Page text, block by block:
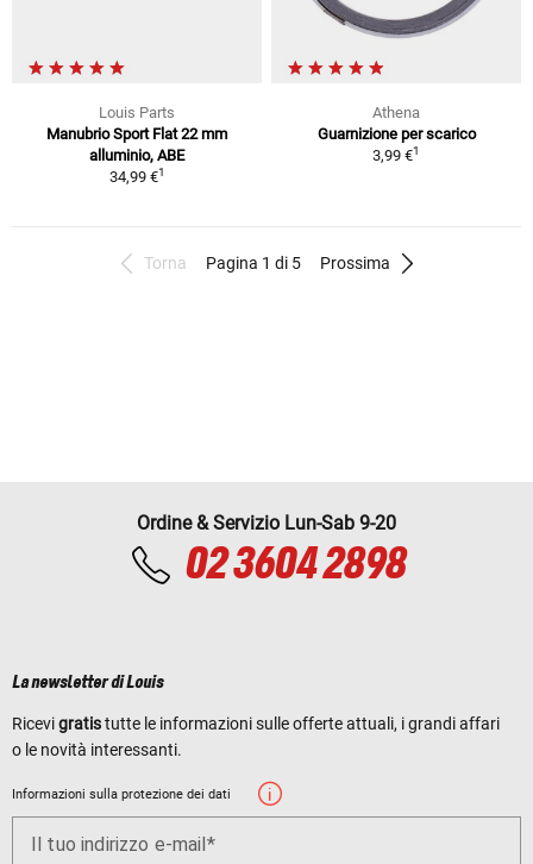
Louis Parts
Manubrio Sport Flat 22 mm
alluminio, ABE
34,99 €1
Athena
Guarnizione per scarico
3,99 €1
Torna Pagina 1 di 5 Prossima
Ordine & Servizio Lun-Sab 9-20
02 3604 2898
La newsletter di Louis
Ricevigratistutte le informazioni sulle offerte attuali, i grandi affari
o le novità interessanti.
Informazioni sulla protezione dei dati
Il tuo indirizzo e-mail